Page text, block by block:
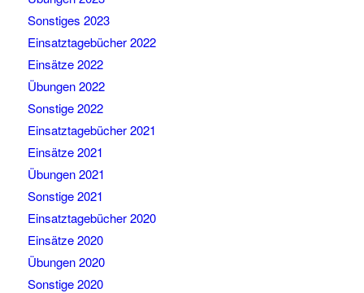
Sonstiges 2023
Einsatztagebücher 2022
Einsätze 2022
Übungen 2022
Sonstige 2022
Einsatztagebücher 2021
Einsätze 2021
Übungen 2021
Sonstige 2021
Einsatztagebücher 2020
Einsätze 2020
Übungen 2020
Sonstige 2020